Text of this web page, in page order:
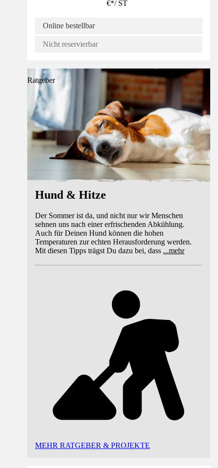
€*/ ST
Online bestellbar
Nicht reservierbar
Ratgeber
Hund & Hitze
Der Sommer ist da, und nicht nur wir Menschen
sehnen uns nach einer erfrischenden Abkühlung.
Auch für Deinen Hund können die hohen
Temperaturen zur echten Herausforderung werden.
Mit diesen Tipps trägst Du dazu bei, dass ...mehr
MEHR RATGEBER & PROJEKTE